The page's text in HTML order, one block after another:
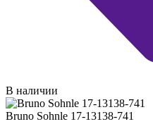
В наличии
Bruno Sohnle 17-13138-741